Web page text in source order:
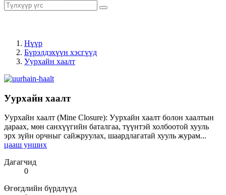
Нүүр
Бүрэлдэхүүн хэсгүүд
Уурхайн хаалт
Уурхайн хаалт
Уурхайн хаалт (Mine Closure): Уурхайн хаалт болон хаалтын
дараах, мөн санхүүгийн баталгаа, түүнтэй холбоотой хууль
эрх зүйн орчныг сайжруулах, шаардлагатай хууль журам...
цааш унших
Дагагчид
0
Өгөгдлийн бүрдлүүд